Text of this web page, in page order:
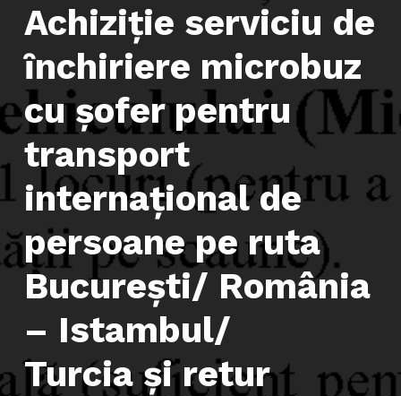
Achiziţie serviciu de
ȋnchiriere microbuz
cu şofer pentru
transport
internaţional de
persoane pe ruta
Bucureşti/ România
– Istambul/
Turcia şi retur